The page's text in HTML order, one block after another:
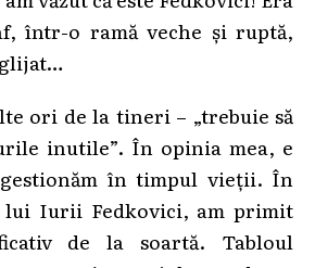
într-o ramă veche și ruptă,
ori de la tineri – „trebuie să
inutile”. În opinia mea, e
în timpul vieții. În
Iurii Fedkovici, am primit
de la soartă. Tabloul